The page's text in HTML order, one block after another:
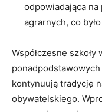
odpowiadająca
agrarnych, co
Współczesne szkoły
ponadpodstawowych
kontynuują tradycję
obywatelskiego.